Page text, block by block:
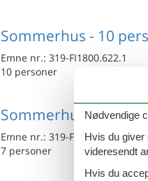
Sommerhus - 10
Emne nr.: 319-FI1800.622.1
10 personer
Sommerhus - 7
Emne nr.: 319-FI1800.724.1
7 personer
Nødvendige
Hvis du
videresendt
Hvis du